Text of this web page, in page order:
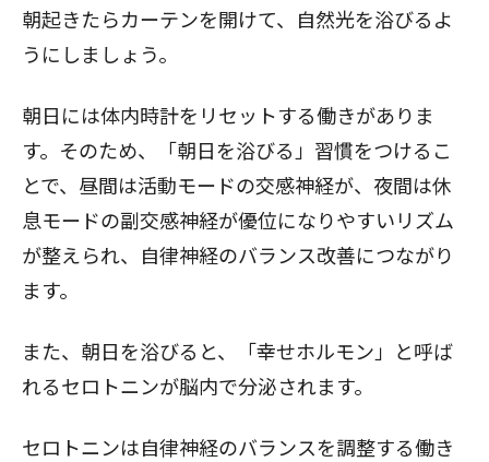
朝起きたらカーテンを開けて、自然光を浴びるよ
うにしましょう。
朝日には体内時計をリセットする働きがありま
す。そのため、「朝日を浴びる」習慣をつけるこ
とで、昼間は活動モードの交感神経が、夜間は休
息モードの副交感神経が優位になりやすいリズム
が整えられ、自律神経のバランス改善につながり
ます。
また、朝日を浴びると、「幸せホルモン」と呼ば
れるセロトニンが脳内で分泌されます。
セロトニンは自律神経のバランスを調整する働き